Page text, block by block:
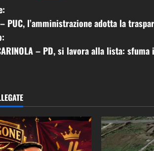
– PUC, l’amministrazione adotta la
– PD, si lavora alla lista: